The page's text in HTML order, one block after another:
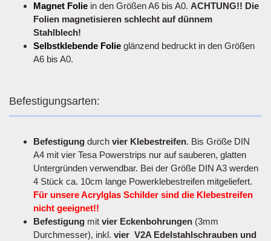
Magnet Folie in den Größen A6 bis A0. ACHTUNG!! Die
Folien magnetisieren schlecht auf dünnem
Stahlblech!
Selbstklebende Folie glänzend bedruckt in den Größen
A6 bis A0.
Befestigungsarten:
Befestigung durch vier Klebestreifen. Bis Größe DIN
A4 mit vier Tesa Powerstrips nur auf sauberen, glatten
Untergründen verwendbar. Bei der Größe DIN A3 werden
4 Stück ca. 10cm lange Powerklebestreifen mitgeliefert.
Für unsere Acrylglas Schilder sind die Klebestreifen
nicht geeignet!!
Befestigung mit vier Eckenbohrungen (3mm
Durchmesser), inkl. vier V2A Edelstahlschrauben und